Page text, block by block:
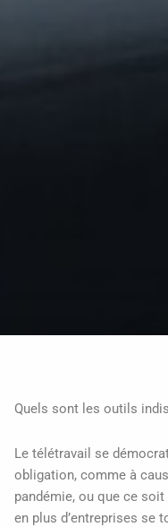
Quels sont les outils
Le télétravail se
obligation, comme à
pandémie, ou que ce soit
en plus d’entreprises se